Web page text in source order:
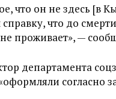
что он не здесь [в
справку, что до
проживает», —
департамента
согласно